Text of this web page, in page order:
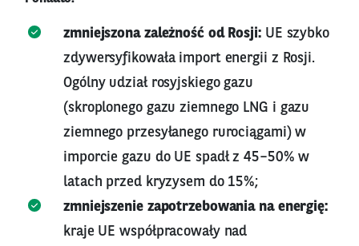
zmniejszona zależność od Rosji:UE szybko
zdywersyfikowała import energii z Rosji.
Ogólny udział rosyjskiego gazu
(skroplonego gazu ziemnego LNG i gazu
ziemnego przesyłanego rurociągami) w
imporcie gazu do UE spadł z 45–50% w
latach przed kryzysem do 15%;
zmniejszenie zapotrzebowania na energię:
kraje UE współpracowały nad